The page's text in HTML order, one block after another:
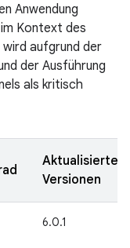
Anwendung
Kontext des
wird aufgrund der
der Ausführung
als kritisch
Aktualisierte
Versionen
6.0.1